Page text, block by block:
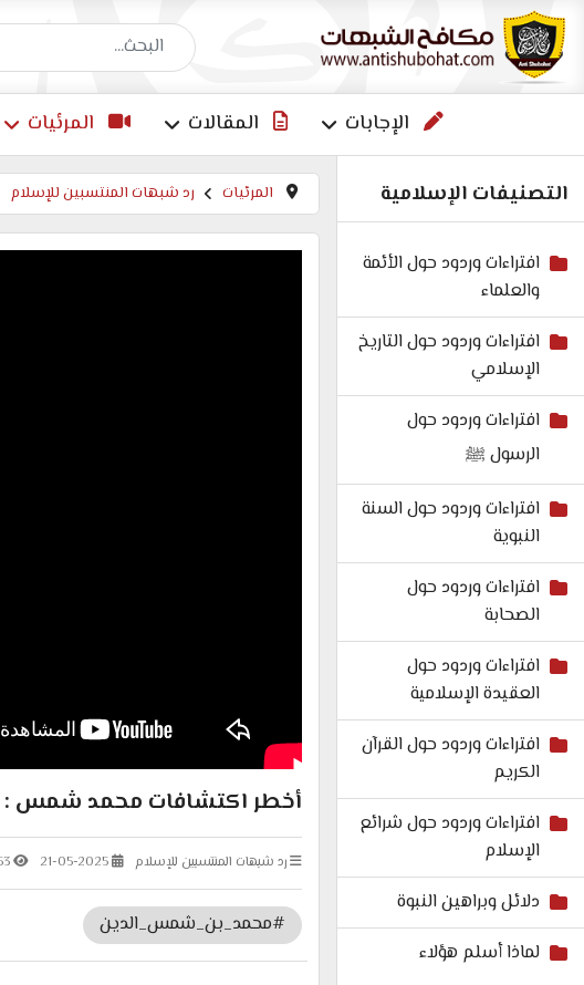
البحث عن إجابات
الإجابات المقالات المرئيات
التصنيفات الإسلامية
افتراءات وردود حول الأئمة
والعلماء
افتراءات وردود حول التاريخ
الإسلامي
افتراءات وردود حول
الرسول ﷺ
افتراءات وردود حول السنة
النبوية
افتراءات وردود حول
الصحابة
افتراءات وردود حول
العقيدة الإسلامية
افتراءات وردود حول القرآن
الكريم
افتراءات وردود حول شرائع
الإسلام
دلائل وبراهين النبوة
لماذا أسلم هؤلاء
المرئيات رد شبهات المنتسبين للإسلام
أخطر اكتشافات محمد شمس :
رد شبهات المنتسبين للإسلام 21-05-2025
#محمد_بن_شمس_الدين